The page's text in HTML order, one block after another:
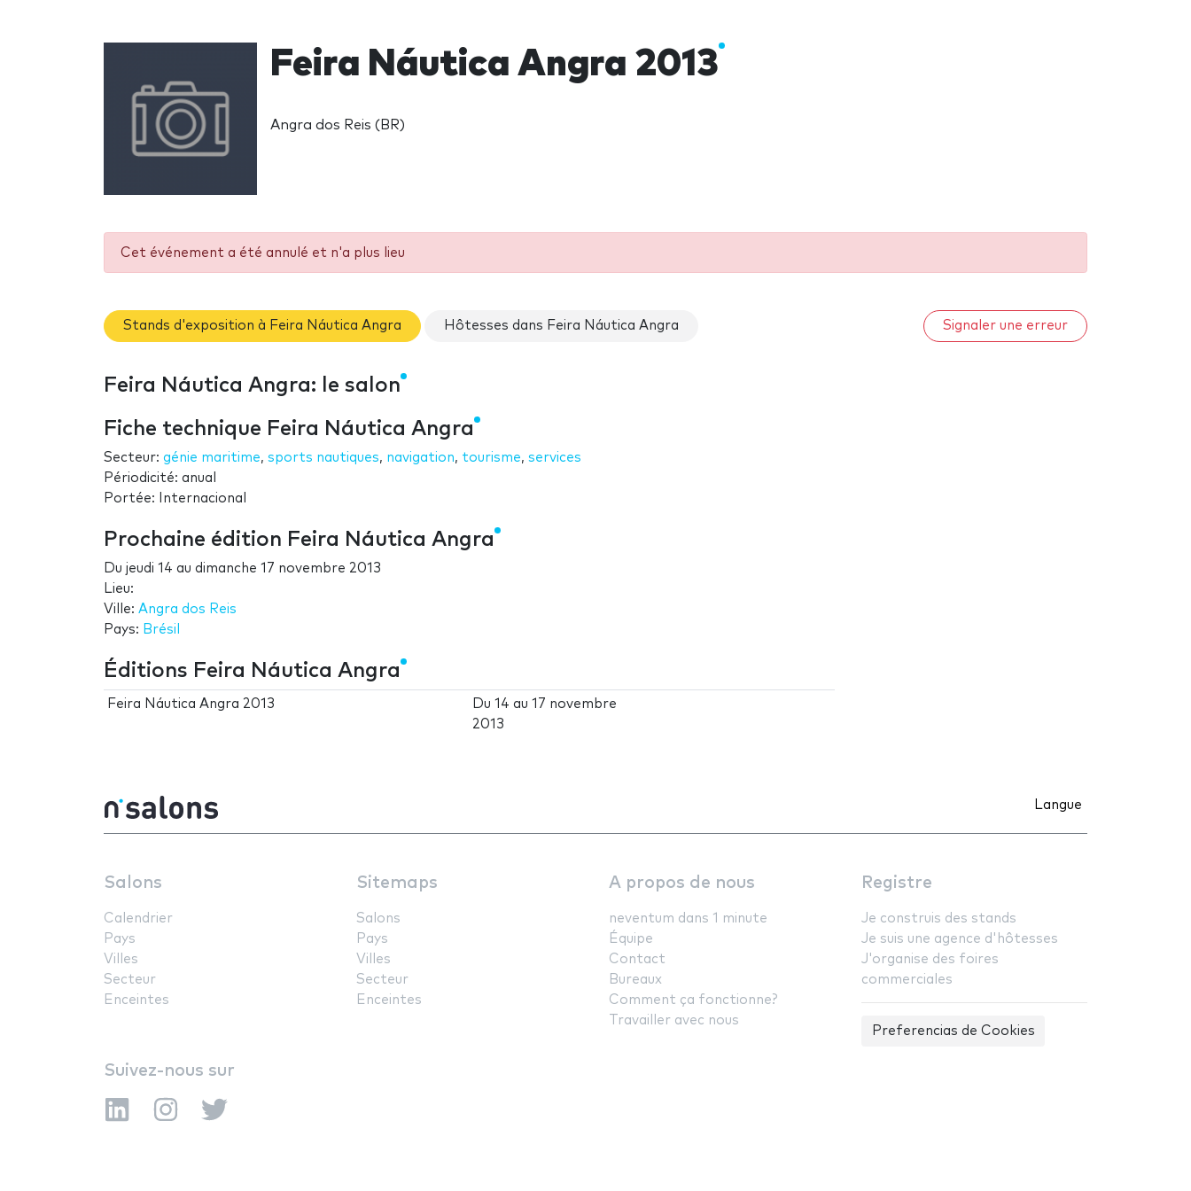
Feira Náutica Angra 2013
Angra dos Reis (BR)
Cet événement a été annulé et n'a plus lieu
Stands d'exposition à Feira Náutica Angra Hôtesses dans Feira Náutica Angra Signaler une erreur
Feira Náutica Angra: le salon
Fiche technique Feira Náutica Angra
Secteur: génie maritime, sports nautiques, navigation, tourisme, services
Périodicité: anual
Portée: Internacional
Prochaine édition Feira Náutica Angra
Du jeudi 14 au dimanche 17 novembre 2013
Lieu:
Ville: Angra dos Reis
Pays: Brésil
Éditions Feira Náutica Angra
Feira Náutica Angra 2013 Du14 au17 novembre
2013
Langue
Salons
Calendrier
Pays
Villes
Secteur
Enceintes
Sitemaps
Salons
Pays
Villes
Secteur
Enceintes
A propos de nous
neventum dans 1 minute
Équipe
Contact
Bureaux
Comment ça fonctionne?
Travailler avec nous
Registre
Je construis des stands
Je suis une agence d'hôtesses
J'organise des foires
commerciales
Preferencias de Cookies
Suivez-nous sur